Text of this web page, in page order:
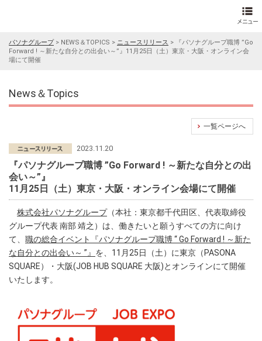
パソナグループ> NEWS＆TOPICS > ニュースリリース >
『パソナグループ職博 ”Go
Forward ! ～新たな自分との出会い～”』11月25日（土）東京・大阪・オンライン会
場にて開催
News＆Topics
一覧ページへ
2023.11.20
『パソナグループ職博 ”Go Forward ! ～新たな自分との出
会い～”』
11月25日（土）東京・大阪・オンライン会場にて開催
株式会社パソナグループ（本社：東京都千代田区、代表取締役
グループ代表 南部 靖之）は、働きたいと願うすべての方に向け
て、 職の総合イベント『パソナグループ職博 “ Go Forward ! ～新た
な自分との出会い～ ”』 を、11月25日（土）に東京（PASONA
SQUARE）・大阪(JOB HUB SQUARE 大阪)とオンラインにて開催
いたします。